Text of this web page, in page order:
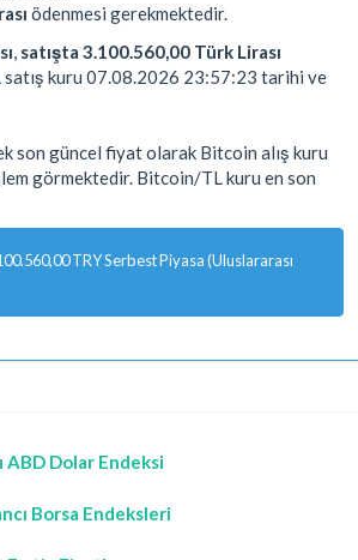
ödenmesi gerekmektedir.
satışta 3.100.560,00 Türk Lirası
kuru 07.08.2026 23:57:23 tarihi ve
son güncel fiyat olarak Bitcoin alış kuru
görmektedir. Bitcoin/TL kuru en son
TRY Serbest Piyasa (Uluslararası
ABD Dolar Endeksi
Borsa Endeksleri